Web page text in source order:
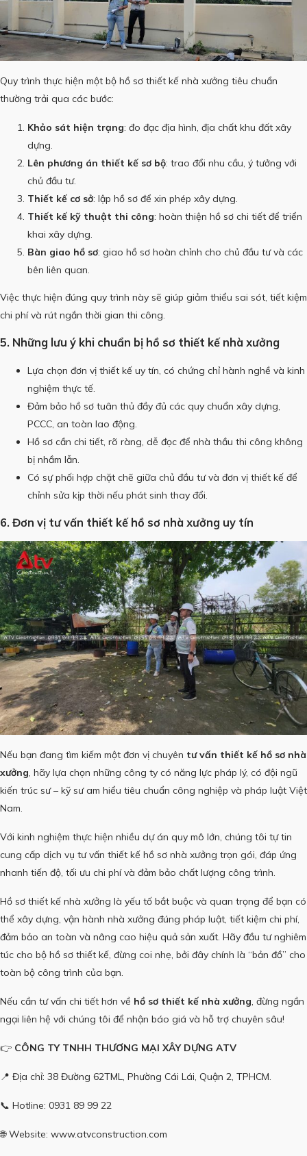
Quy trình thực hiện một bộ hồ sơ thiết kế nhà xưởng tiêu chuẩn
thường trải qua các bước:
Khảo sát hiện trạng: đo đạc địa hình, địa chất khu đất xây
dựng.
Lên phương án thiết kế sơ bộ: trao đổi nhu cầu, ý tưởng với
chủ đầu tư.
Thiết kế cơ sở: lập hồ sơ để xin phép xây dựng.
Thiết kế kỹ thuật thi công: hoàn thiện hồ sơ chi tiết để triển
khai xây dựng.
Bàn giao hồ sơ: giao hồ sơ hoàn chỉnh cho chủ đầu tư và các
bên liên quan.
Việc thực hiện đúng quy trình này sẽ giúp giảm thiểu sai sót, tiết kiệm
chi phí và rút ngắn thời gian thi công.
5. Những lưu ý khi chuẩn bị hồ sơ thiết kế nhà xưởng
Lựa chọn đơn vị thiết kế uy tín, có chứng chỉ hành nghề và kinh
nghiệm thực tế.
Đảm bảo hồ sơ tuân thủ đầy đủ các quy chuẩn xây dựng,
PCCC, an toàn lao động.
Hồ sơ cần chi tiết, rõ ràng, dễ đọc để nhà thầu thi công không
bị nhầm lẫn.
Có sự phối hợp chặt chẽ giữa chủ đầu tư và đơn vị thiết kế để
chỉnh sửa kịp thời nếu phát sinh thay đổi.
6. Đơn vị tư vấn thiết kế hồ sơ nhà xưởng uy tín
Nếu bạn đang tìm kiếm một đơn vị chuyên tư vấn thiết kế hồ sơ nhà
xưởng, hãy lựa chọn những công ty có năng lực pháp lý, có đội ngũ
kiến trúc sư – kỹ sư am hiểu tiêu chuẩn công nghiệp và pháp luật Việt
Nam.
Với kinh nghiệm thực hiện nhiều dự án quy mô lớn, chúng tôi tự tin
cung cấp dịch vụ tư vấn thiết kế hồ sơ nhà xưởng trọn gói, đáp ứng
nhanh tiến độ, tối ưu chi phí và đảm bảo chất lượng công trình.
Hồ sơ thiết kế nhà xưởng là yếu tố bắt buộc và quan trọng để bạn có
thể xây dựng, vận hành nhà xưởng đúng pháp luật, tiết kiệm chi phí,
đảm bảo an toàn và nâng cao hiệu quả sản xuất. Hãy đầu tư nghiêm
túc cho bộ hồ sơ thiết kế, đừng coi nhẹ, bởi đây chính là “bản đồ” cho
toàn bộ công trình của bạn.
Nếu cần tư vấn chi tiết hơn về hồ sơ thiết kế nhà xưởng, đừng ngần
ngại liên hệ với chúng tôi để nhận báo giá và hỗ trợ chuyên sâu!
👉 CÔNG TY TNHH THƯƠNG MẠI XÂY DỰNG ATV
📍 Địa chỉ: 38 Đường 62TML, Phường Cái Lái, Quận 2, TPHCM.
📞 Hotline: 0931 89 99 22
🌐 Website: www.atvconstruction.com